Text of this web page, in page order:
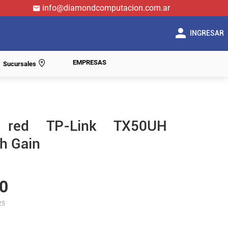
info@diamondcomputacion.com.ar
INGRESAR
Sucursales EMPRESAS
TP-Link TX50UH
Gain